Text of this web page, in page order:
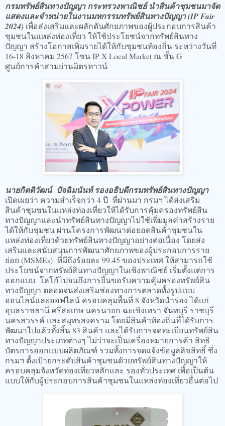
​​​กรมทรัพย์สินทางปัญญา กระทรวงพาณิชย์ นำสินค้าชุมชนมาจัด
แสดงและจำหน่ายในงานมหกรรมทรัพย์สินทางปัญญา (IP Fair
2024) เพื่อส่งเสริมและผลักดันศักยภาพของผู้ประกอบการสินค้า
ชุมชนในแหล่งท่องเที่ยว ให้ใช้ประโยชน์จากทรัพย์สินทาง
ปัญญา สร้างโอกาสเพิ่มรายได้ให้กับชุมชนท้องถิ่น ระหว่างวันที่
16-18 สิงหาคม 2567 โซน IP X Local Market ณ ชั้น G
ศูนย์การค้าสามย่านมิตรทาวน์
​​​นายกิตติวัฒน์ ปัจฉิมนันท์ รองอธิบดีกรมทรัพย์สินทางปัญญา
เปิดเผยว่า ความสำเร็จกว่า 4 ปี ที่ผ่านมา กรมฯ ได้ส่งเสริม
สินค้าชุมชนในแหล่งท่องเที่ยวให้ได้รับการคุ้มครองทรัพย์สิน
ทางปัญญาและนำทรัพย์สินทางปัญญาไปใช้เพิ่มมูลค่าสร้างราย
ได้ให้กับชุมชน ผ่านโครงการพัฒนาต่อยอดสินค้าชุมชนใน
แหล่งท่องเที่ยวด้วยทรัพย์สินทางปัญญาอย่างต่อเนื่อง โดยส่ง
เสริมและสนับสนุนการพัฒนาศักยภาพของผู้ประกอบการราย
ย่อย (MSMEs) ที่มีถึงร้อยละ 99.45 ของประเทศ ให้สามารถใช้
ประโยชน์จากทรัพย์สินทางปัญญาในเชิงพาณิชย์ เริ่มตั้งแต่การ
ออกแบบ โลโก้ไปจนถึงการยื่นขอรับความคุ้มครองทรัพย์สิน
ทางปัญญา ตลอดจนส่งเสริมช่องทางการตลาดทั้งรูปแบบ
ออนไลน์และออฟไลน์ ครอบคลุมพื้นที่ 8 จังหวัดนำร่อง ได้แก่
อุบลราชธานี ศรีสะเกษ นครนายก ฉะเชิงเทรา จันทบุรี ราชบุรี
นครสวรรค์ และสมุทรสงคราม โดยมีสินค้าท้องถิ่นที่ได้รับการ
พัฒนาไปแล้วทั้งสิ้น 83 สินค้า และได้รับการจดทะเบียนทรัพย์สิน
ทางปัญญาประเภทต่างๆ ไม่ว่าจะเป็นเครื่องหมายการค้า สิทธิ
บัตรการออกแบบผลิตภัณฑ์ รวมทั้งการจดแจ้งข้อมูลลิขสิทธิ์ ซึ่ง
กรมฯ ตั้งเป้ายกระดับสินค้าชุมชนด้วยทรัพย์สินทางปัญญาให้
ครอบคลุมจังหวัดท่องเที่ยวหลักและ รองทั่วประเทศ เพื่อเป็นต้น
แบบให้กับผู้ประกอบการสินค้าชุมชนในแหล่งท่องเที่ยวอื่นต่อไป